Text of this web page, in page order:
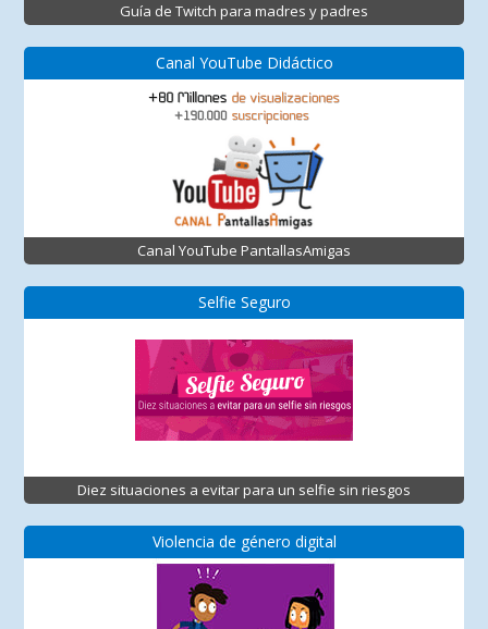
Guía de Twitch para madres y padres
Canal YouTube Didáctico
Canal YouTube PantallasAmigas
Selfie Seguro
Diez situaciones a evitar para un selfie sin riesgos
Violencia de género digital